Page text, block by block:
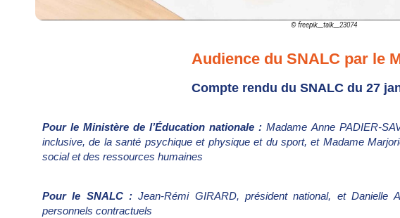
© freepik__talk__23074
Audience du SNALC par le
Compte rendu du SNALC du 27
Pour leMinistère de l’Éducation nationale :Madame Anne PADIER-
inclusive, de la santé psychique et physique et du sport, et Madame
social et des ressources humaines
Pour le SNALC :Jean-Rémi GIRARD, président national, et Danielle
personnels contractuels